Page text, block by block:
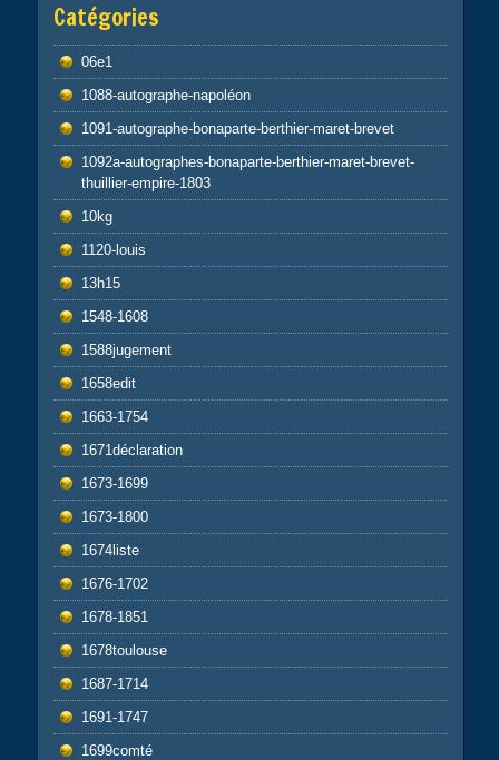
Catégories
06e1
1088-autographe-napoléon
1091-autographe-bonaparte-berthier-maret-brevet
1092a-autographes-bonaparte-berthier-maret-brevet-
thuillier-empire-1803
10kg
1120-louis
13h15
1548-1608
1588jugement
1658edit
1663-1754
1671déclaration
1673-1699
1673-1800
1674liste
1676-1702
1678-1851
1678toulouse
1687-1714
1691-1747
1699comté